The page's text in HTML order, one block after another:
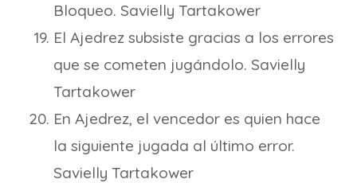
Bloqueo. Savielly Tartakower
El Ajedrez subsiste gracias a los errores
que se cometen jugándolo. Savielly
Tartakower
En Ajedrez, el vencedor es quien hace
la siguiente jugada al último error.
Savielly Tartakower